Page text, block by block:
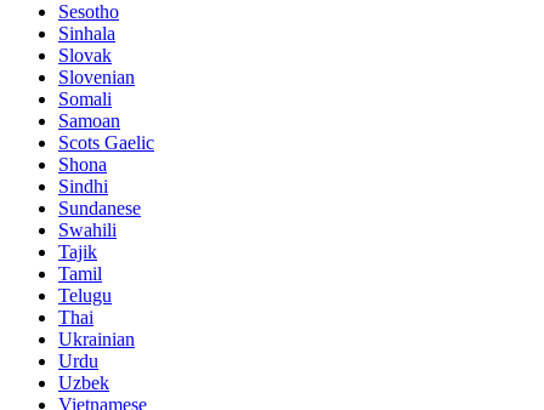
Sesotho
Sinhala
Slovak
Slovenian
Somali
Samoan
Scots Gaelic
Shona
Sindhi
Sundanese
Swahili
Tajik
Tamil
Telugu
Thai
Ukrainian
Urdu
Uzbek
Vietnamese